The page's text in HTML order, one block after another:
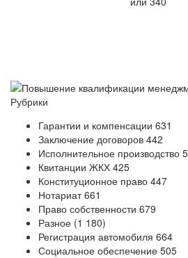
Повышение квалификации
Рубрики
Гарантии и компенсации 631
Заключение договоров 442
Исполнительное производство
Квитанции ЖКХ 425
Конституционное право 447
Нотариат661
Право собственности 679
Разное (1 180)
Регистрация автомобиля 664
Социальное обеспечение 505